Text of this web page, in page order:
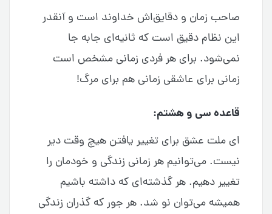
صاحب زمان و دقایق‌اش خداوند است و آنقدر
این نظام دقیق است که ثانیه‌ای جابه جا
نمی‌شود. برای هر فردی زمانی مشخص است
زمانی برای عاشقی زمانی هم برای مرگ!
قاعده سی و هشتم:
ای ملت عشق برای تغییر یافتن هیچ وقت دیر
نیست. می‌توانیم هر زمانی زندگی و خودمان را
تغییر دهیم. هر گذشته‌ای که داشته باشیم
همیشه می‌توان نو شد. هر جور که گذران زندگی